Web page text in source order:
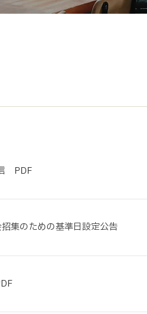
IRイベント
取組事例
PDF
集のための基準日設定公告